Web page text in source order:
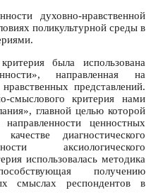
духовно-нравственной
поликультурной среды в
была использована
направленная на
представлений.
смыслового критерия нами
главной целью которой
ценностных
диагностического
аксиологического
использовалась методика
получению
смыслах респондентов в